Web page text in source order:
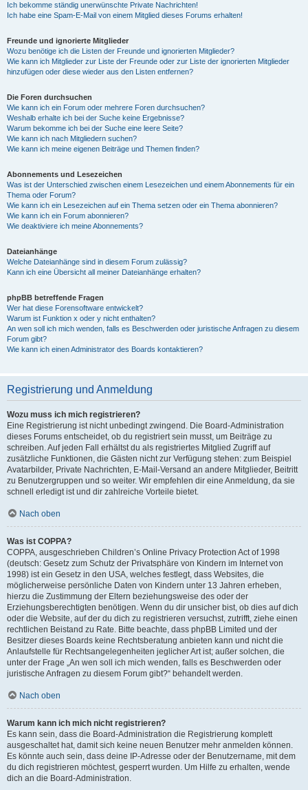
Ich bekomme ständig unerwünschte Private Nachrichten!
Ich habe eine Spam-E-Mail von einem Mitglied dieses Forums erhalten!
Freunde und ignorierte Mitglieder
Wozu benötige ich die Listen der Freunde und ignorierten Mitglieder?
Wie kann ich Mitglieder zur Liste der Freunde oder zur Liste der ignorierten Mitglieder
hinzufügen oder diese wieder aus den Listen entfernen?
Die Foren durchsuchen
Wie kann ich ein Forum oder mehrere Foren durchsuchen?
Weshalb erhalte ich bei der Suche keine Ergebnisse?
Warum bekomme ich bei der Suche eine leere Seite?
Wie kann ich nach Mitgliedern suchen?
Wie kann ich meine eigenen Beiträge und Themen finden?
Abonnements und Lesezeichen
Was ist der Unterschied zwischen einem Lesezeichen und einem Abonnements für ein
Thema oder Forum?
Wie kann ich ein Lesezeichen auf ein Thema setzen oder ein Thema abonnieren?
Wie kann ich ein Forum abonnieren?
Wie deaktiviere ich meine Abonnements?
Dateianhänge
Welche Dateianhänge sind in diesem Forum zulässig?
Kann ich eine Übersicht all meiner Dateianhänge erhalten?
phpBB betreffende Fragen
Wer hat diese Forensoftware entwickelt?
Warum ist Funktion x oder y nicht enthalten?
An wen soll ich mich wenden, falls es Beschwerden oder juristische Anfragen zu diesem
Forum gibt?
Wie kann ich einen Administrator des Boards kontaktieren?
Registrierung und Anmeldung
Wozu muss ich mich registrieren?
Eine Registrierung ist nicht unbedingt zwingend. Die Board-Administration
dieses Forums entscheidet, ob du registriert sein musst, um Beiträge zu
schreiben. Auf jeden Fall erhältst du als registriertes Mitglied Zugriff auf
zusätzliche Funktionen, die Gästen nicht zur Verfügung stehen: zum Beispiel
Avatarbilder, Private Nachrichten, E-Mail-Versand an andere Mitglieder, Beitritt
zu Benutzergruppen und so weiter. Wir empfehlen dir eine Anmeldung, da sie
schnell erledigt ist und dir zahlreiche Vorteile bietet.
Nach oben
Was ist COPPA?
COPPA, ausgeschrieben Children’s Online Privacy Protection Act of 1998
(deutsch: Gesetz zum Schutz der Privatsphäre von Kindern im Internet von
1998) ist ein Gesetz in den USA, welches festlegt, dass Websites, die
möglicherweise persönliche Daten von Kindern unter 13 Jahren erheben,
hierzu die Zustimmung der Eltern beziehungsweise des oder der
Erziehungsberechtigten benötigen. Wenn du dir unsicher bist, ob dies auf dich
oder die Website, auf der du dich zu registrieren versuchst, zutrifft, ziehe einen
rechtlichen Beistand zu Rate. Bitte beachte, dass phpBB Limited und der
Besitzer dieses Boards keine Rechtsberatung anbieten kann und nicht die
Anlaufstelle für Rechtsangelegenheiten jeglicher Art ist; außer solchen, die
unter der Frage „An wen soll ich mich wenden, falls es Beschwerden oder
juristische Anfragen zu diesem Forum gibt?“ behandelt werden.
Nach oben
Warum kann ich mich nicht registrieren?
Es kann sein, dass die Board-Administration die Registrierung komplett
ausgeschaltet hat, damit sich keine neuen Benutzer mehr anmelden können.
Es könnte auch sein, dass deine IP-Adresse oder der Benutzername, mit dem
du dich registrieren möchtest, gesperrt wurden. Um Hilfe zu erhalten, wende
dich an die Board-Administration.